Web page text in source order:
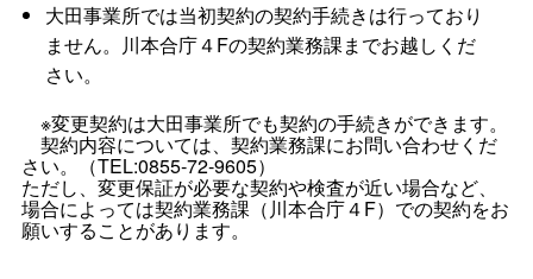
大田事業所では当初契約の契約手続きは行っており
ません。川本合庁４Fの契約業務課までお越しくだ
さい。
※変更契約は大田事業所でも契約の手続きができます。
契約内容については、契約業務課にお問い合わせくだ
さい。（TEL:0855‐72‐9605）
ただし、変更保証が必要な契約や検査が近い場合など、
場合によっては契約業務課（川本合庁４F）での契約をお
願いすることがあります。